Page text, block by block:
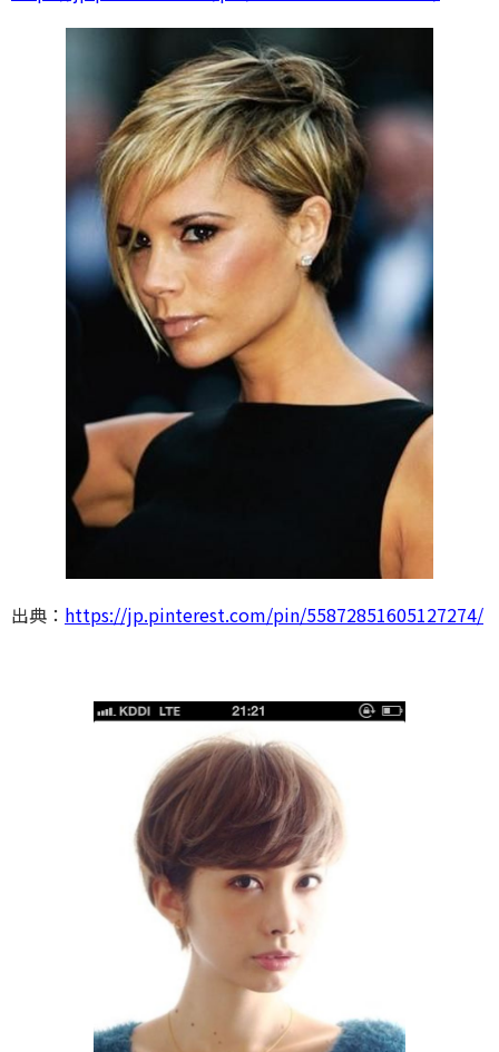
出典： https://jp.pinterest.com/pin/55872851605127274/